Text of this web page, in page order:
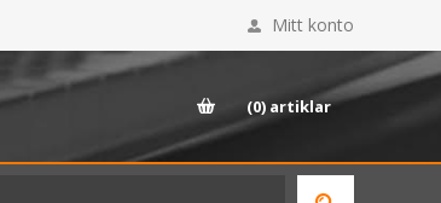
Mitt konto
(0) artiklar